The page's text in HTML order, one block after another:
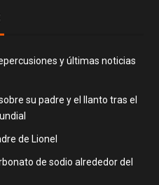
y últimas noticias
su padre y el llanto tras el
de Lionel
de sodio alrededor del